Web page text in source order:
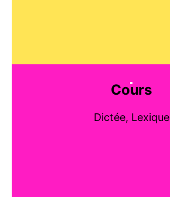
Cours
Dictée, Lexique